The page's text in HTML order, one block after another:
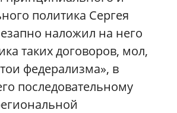
политика Сергея
наложил на него
таких договоров, мол,
федерализма», в
последовательному